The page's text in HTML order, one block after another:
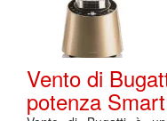
Vento di
potenza Smart